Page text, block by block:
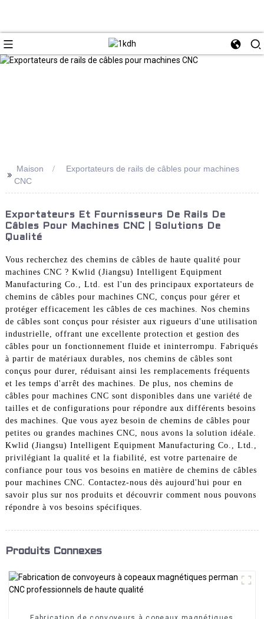
>> Maison
Exportateurs de rails de câbles pour machines
CNC
Exportateurs Et Fournisseurs De Rails De
Câbles Pour Machines CNC | Solutions De
Qualité
Vous recherchez des chemins de câbles de haute qualité pour
machines CNC ? Kwlid (Jiangsu) Intelligent Equipment
Manufacturing Co., Ltd. est l'un des principaux exportateurs de
chemins de câbles pour machines CNC, conçus pour gérer et
protéger efficacement les câbles de ces machines. Nos chemins
de câbles sont conçus pour résister aux rigueurs d'une utilisation
industrielle, offrant une excellente protection et gestion des
câbles pour un fonctionnement fluide et ininterrompu. Fabriqués
à partir de matériaux durables, nos chemins de câbles sont
conçus pour durer, réduisant ainsi les remplacements fréquents
et les temps d'arrêt des machines. De plus, nos chemins de
câbles pour machines CNC sont disponibles dans une variété de
tailles et de configurations pour répondre aux différents besoins
des machines. Que vous ayez besoin de chemins de câbles pour
petites ou grandes machines CNC, nous avons la solution idéale.
Kwlid (Jiangsu) Intelligent Equipment Manufacturing Co., Ltd.,
privilégiant la qualité et la fiabilité, est votre partenaire de
confiance pour tous vos besoins en matière de chemins de câbles
pour machines CNC. Contactez-nous dès aujourd'hui pour en
savoir plus sur nos produits et découvrir comment nous pouvons
répondre à vos besoins spécifiques.
Produits Connexes